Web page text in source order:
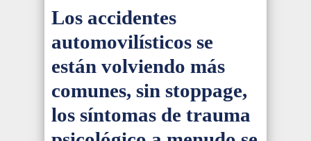
Los accidentes
automovilísticos se
están volviendo más
comunes, sin stoppage,
los síntomas de trauma